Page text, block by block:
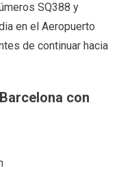
SQ388 y
en el Aeropuerto
de continuar hacia
con